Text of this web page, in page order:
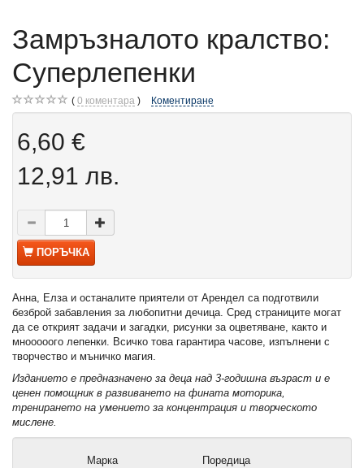
Замръзналото кралство:
Суперлепенки
0 коментара Коментиране
6,60 €
12,91 лв.
ПОРЪЧКА
Анна, Елза и останалите приятели от Арендел са подготвили
безброй забавления за любопитни дечица. Сред страниците могат
да се открият задачи и загадки, рисунки за оцветяване, както и
мнооооого лепенки. Всичко това гарантира часове, изпълнени с
творчество и мъничко магия.
Изданието е предназначено за деца над 3-годишна възраст и е
ценен помощник в развиването на фината моторика,
тренирането на умението за концентрация и творческото
мислене.
Марка
Поредица